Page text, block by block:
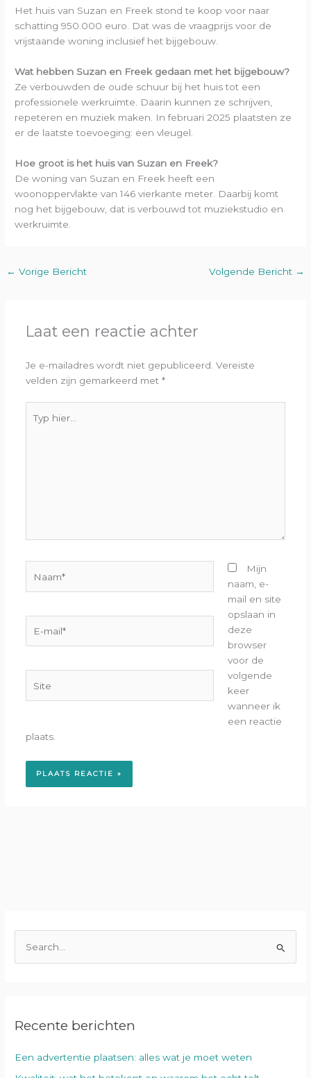
n
a
Recente berichten
Een advertentie plaatsen: alles wat je moet weten
Het huis van Suzan en Freek stond te koop voor naar
schatting 950.000 euro. Dat was de vraagprijs voor de
vrijstaande woning inclusief het bijgebouw.
Wat hebben Suzan en Freek gedaan met het bijgebouw?
Ze verbouwden de oude schuur bij het huis tot een
professionele werkruimte. Daarin kunnen ze schrijven,
repeteren en muziek maken. In februari 2025 plaatsten ze
er de laatste toevoeging: een vleugel.
Hoe groot is het huis van Suzan en Freek?
De woning van Suzan en Freek heeft een
woonoppervlakte van 146 vierkante meter. Daarbij komt
nog het bijgebouw, dat is verbouwd tot muziekstudio en
werkruimte.
← Vorige Bericht Volgende Bericht →
Laat een reactie achter
Je e-mailadres wordt niet gepubliceerd. Vereiste
velden zijn gemarkeerd met *
hier...
mail*
Mijn
naam, e-
mail en site
opslaan in
deze
browser
voor de
volgende
keer
wanneer ik
een reactie
plaats.